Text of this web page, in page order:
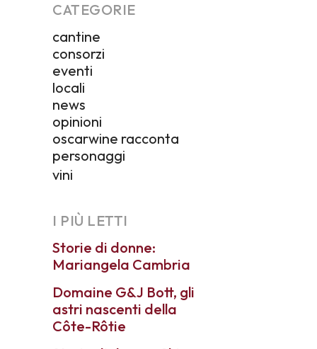
CATEGORIE
cantine
consorzi
eventi
locali
news
opinioni
oscarwine racconta
personaggi
vini
I PIÙ LETTI
Storie di donne:
Mariangela Cambria
Domaine G&J Bott, gli
astri nascenti della
Côte-Rôtie